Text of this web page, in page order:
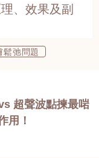
、效果及副
鬆弛問題
超聲波點揀最啱
用！